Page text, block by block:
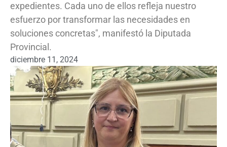
expedientes. Cada uno de ellos refleja nuestro
esfuerzo por transformar las necesidades en
soluciones concretas", manifestó la Diputada
Provincial.
diciembre 11, 2024